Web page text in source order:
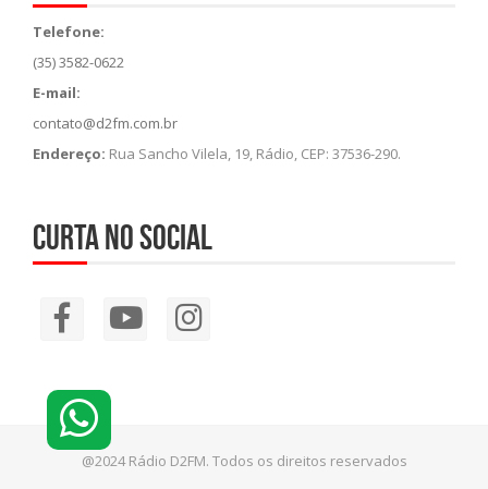
Telefone:
(35) 3582-0622
E-mail:
contato@d2fm.com.br
Endereço: Rua Sancho Vilela, 19, Rádio, CEP: 37536-290.
Curta no social
@2024 Rádio D2FM. Todos os direitos reservados